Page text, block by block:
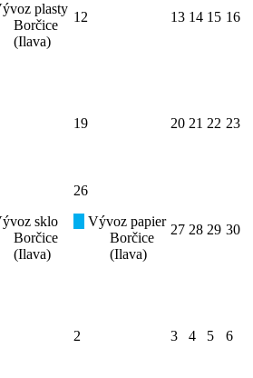
plasty
Borčice
(Ilava)
12 13 14 15 16
19 20 21 22 23
sklo
Borčice
(Ilava)
26
Vývoz papier
Borčice
(Ilava)
27 28 29 30
2 3 4 5 6